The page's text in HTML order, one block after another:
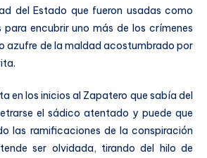
del Estado que fueron usadas como
para encubrir uno más de los crímenes
azufre de la maldad acostumbrado por
en los inicios al Zapatero que sabía del
el sádico atentado y puede que
las ramificaciones de la conspiración
ser olvidada, tirando del hilo de